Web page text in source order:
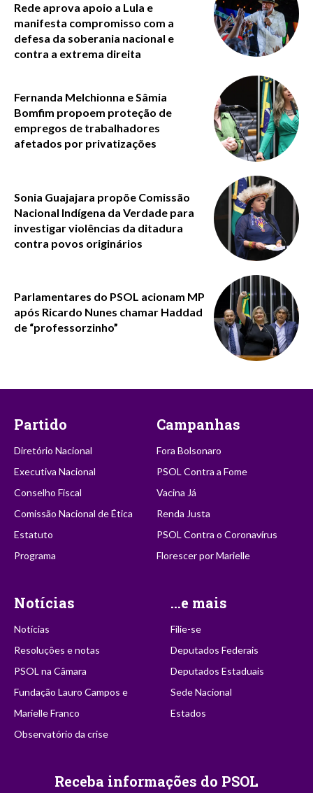
Rede aprova apoio a Lula e
manifesta compromisso com a
defesa da soberania nacional e
contra a extrema direita
Fernanda Melchionna e Sâmia
Bomfim propoem proteção de
empregos de trabalhadores
afetados por privatizações
Sonia Guajajara propõe Comissão
Nacional Indígena da Verdade para
investigar violências da ditadura
contra povos originários
Parlamentares do PSOL acionam MP
após Ricardo Nunes chamar Haddad
de “professorzinho”
Partido
Diretório Nacional
Executiva Nacional
Conselho Fiscal
Comissão Nacional de Ética
Estatuto
Programa
Campanhas
Fora Bolsonaro
PSOL Contra a Fome
Vacina Já
Renda Justa
PSOL Contra o Coronavírus
Florescer por Marielle
Notícias
Notícias
Resoluções e notas
PSOL na Câmara
Fundação Lauro Campos e
Marielle Franco
Observatório da crise
...e mais
Filie-se
Deputados Federais
Deputados Estaduais
Sede Nacional
Estados
Receba informações do PSOL